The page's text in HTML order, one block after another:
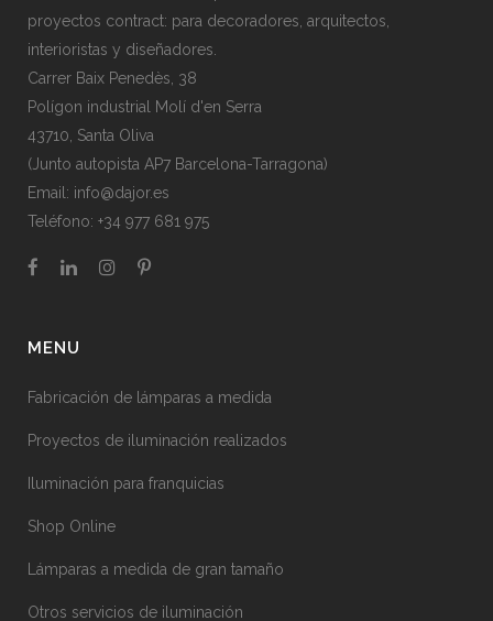
proyectos contract: para decoradores, arquitectos,
interioristas y diseñadores.
Carrer Baix Penedès, 38
Polígon industrial Molí d'en Serra
43710, Santa Oliva
(Junto autopista AP7 Barcelona-Tarragona)
Email: info@dajor.es
Teléfono: +34 977 681 975
MENU
Fabricación de lámparas a medida
Proyectos de iluminación realizados
Iluminación para franquicias
Shop Online
Lámparas a medida de gran tamaño
Otros servicios de iluminación